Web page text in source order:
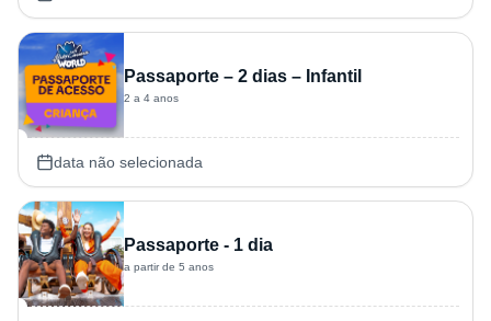
Passaporte – 2 dias – Infantil
2 a 4 anos
data não selecionada
Passaporte - 1 dia
a partir de 5 anos